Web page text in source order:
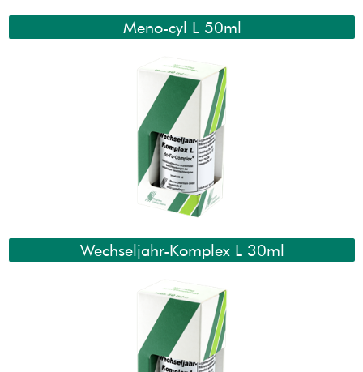
Meno-cyl L 50ml
Wechseljahr-Komplex L 30ml